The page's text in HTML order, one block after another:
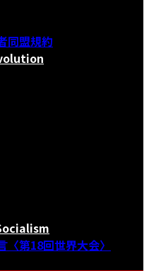
同盟規約
第18回世界大会〉